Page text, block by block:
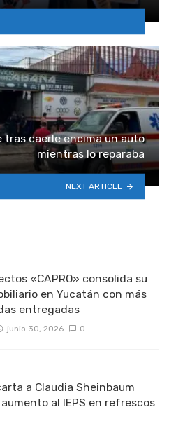
tras caerle encima un auto
mientras lo reparaba
NEXT ARTICLE
«CAPRO» consolida su
en Yucatán con más
entregadas
junio 30, 2026 0
a Claudia Sheinbaum
al IEPS en refrescos